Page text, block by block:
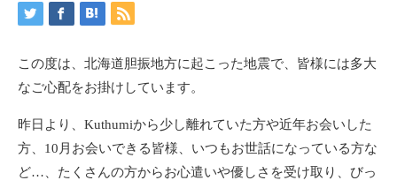
この度は、北海道胆振地方に起こった地震で、皆様には多大
なご心配をお掛けしています。
昨日より、Kuthumiから少し離れていた方や近年お会いした
方、10月お会いできる皆様、いつもお世話になっている方な
ど…、たくさんの方からお心遣いや優しさを受け取り、びっ